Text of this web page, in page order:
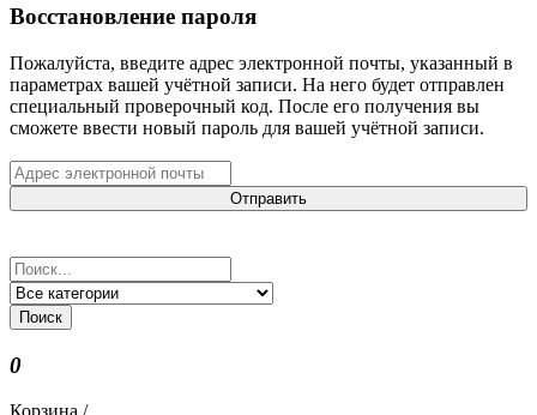
Восстановление пароля
Пожалуйста, введите адрес электронной почты, указанный в
параметрах вашей учётной записи. На него будет отправлен
специальный проверочный код. После его получения вы
сможете ввести новый пароль для вашей учётной записи.
Отправить
Поиск
0